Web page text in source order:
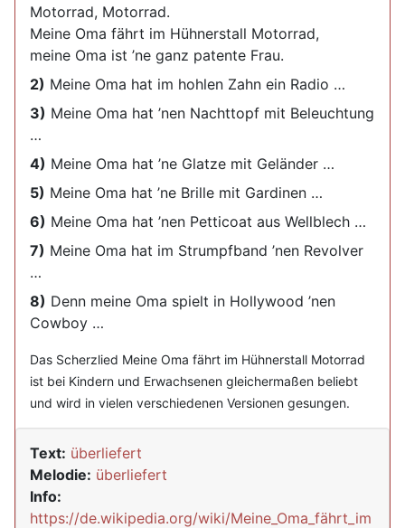
Motorrad, Motorrad.
Meine Oma fährt im Hühnerstall Motorrad,
meine Oma ist ’ne ganz patente Frau.
2) Meine Oma hat im hohlen Zahn ein Radio …
3) Meine Oma hat ’nen Nachttopf mit Beleuchtung
…
4) Meine Oma hat ’ne Glatze mit Geländer …
5) Meine Oma hat ’ne Brille mit Gardinen …
6) Meine Oma hat ’nen Petticoat aus Wellblech …
7) Meine Oma hat im Strumpfband ’nen Revolver
…
8) Denn meine Oma spielt in Hollywood ’nen
Cowboy …
Das Scherzlied Meine Oma fährt im Hühnerstall Motorrad
ist bei Kindern und Erwachsenen gleichermaßen beliebt
und wird in vielen verschiedenen Versionen gesungen.
Text: überliefert
Melodie: überliefert
Info:
https://de.wikipedia.org/wiki/Meine_Oma_fährt_im